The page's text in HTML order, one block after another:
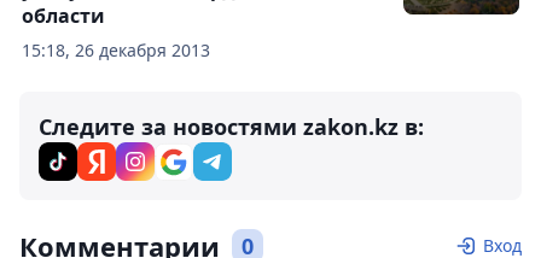
15:18, 26 декабря 2013
области
Следите за новостями zakon.kz в:
Комментарии 0 Вход